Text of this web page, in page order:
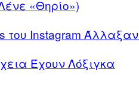
«Θηρίο»)
του Instagram
Έχουν Λόξιγκα